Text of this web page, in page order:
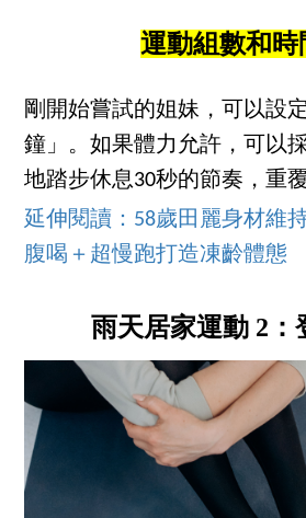
運動組數和時
剛開始嘗試的姐妹，可以設
鐘」。如果體力允許，可以
地踏步休息30秒的節奏，重
延伸閱讀：58歲田麗身材維
腹喝＋超慢跑打造凍齡體態
雨天居家運動 2：